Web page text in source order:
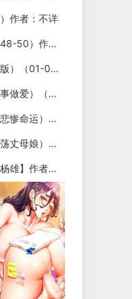
作者：不详
【女偶像私下的淫荡生活】（48-50）作者：draingslee
【妈妈们的性奴之路】（修改版）（01-04）【作者：shushi12345】
【卧铺激情】（火车上和女同事做爱）（局长的千金）作者：不详
【淫圣典】（第三篇：校花的悲惨命运）（01）【作者：落淫圣】
【岳母叫我亲哥哥】（风骚淫荡丈母娘）作者：不详
【我的乡下同桌之一我妈妈与杨雄】作者：ｂｕｌｕｎ